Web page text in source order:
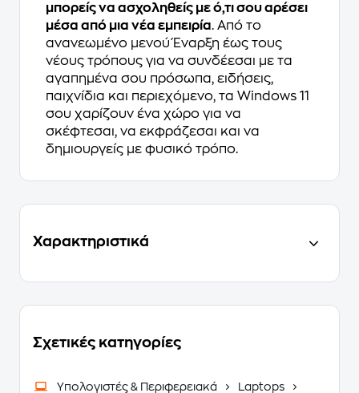
μπορείς να ασχοληθείς με ό,τι σου αρέσει
μέσα από μια νέα εμπειρία. Από το
ανανεωμένο μενού Έναρξη έως τους
νέους τρόπους για να συνδέεσαι με τα
αγαπημένα σου πρόσωπα, ειδήσεις,
παιχνίδια και περιεχόμενο, τα Windows 11
σου χαρίζουν ένα χώρο για να
σκέφτεσαι, να εκφράζεσαι και να
δημιουργείς με φυσικό τρόπο.
Χαρακτηριστικά
Σχετικές κατηγορίες
Υπολογιστές & Περιφερειακά
Laptops